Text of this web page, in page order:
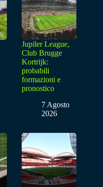
Jupiler League,
Club Brugge
Kortrijk:
probabili
formazioni e
pronostico
7 Agosto
2026